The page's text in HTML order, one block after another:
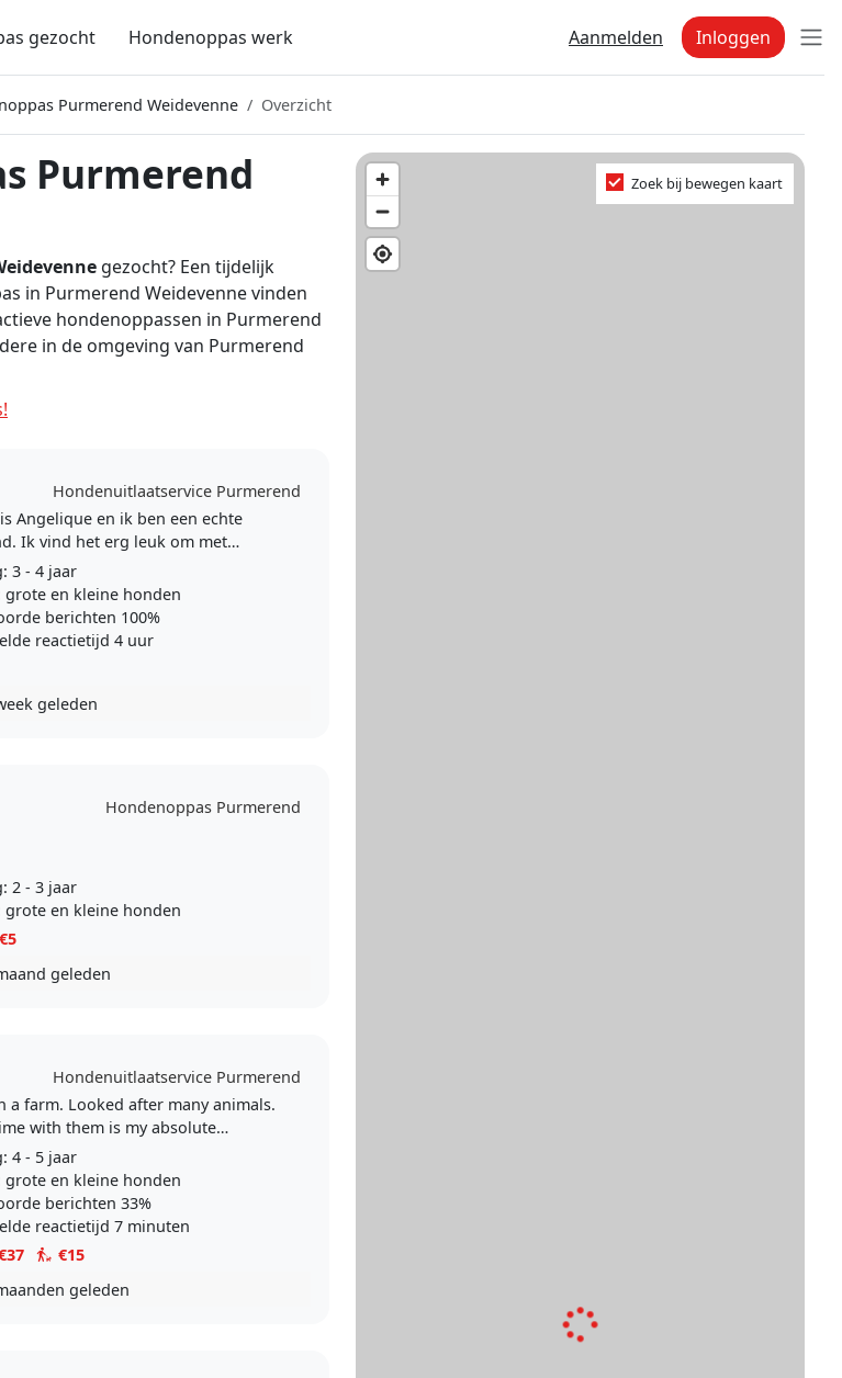
gezocht Hondenoppas werk Aanmelden Inloggen
Purmerend Weidevenne Overzicht
Purmerend
gezocht? Een tijdelijk
in Purmerend Weidevenne vinden
hondenoppassen in Purmerend
in de omgeving van Purmerend
Hondenuitlaatservice Purmerend
Angelique en ik ben een echte
Ik vind het erg leuk om met
te zijn. Vanaf 2019 ben ik
D.O.A...
3 - 4 jaar
grote en kleine honden
berichten 100%
reactietijd 4 uur
geleden
Hondenoppas Purmerend
2 - 3 jaar
grote en kleine honden
€5
geleden
Hondenuitlaatservice Purmerend
a farm. Looked after many animals.
with them is my absolute
4 - 5 jaar
grote en kleine honden
berichten 33%
reactietijd 7 minuten
€15
geleden
Zoek bij bewegen kaart